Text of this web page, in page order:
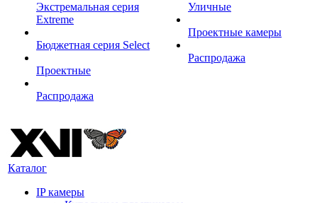
Экстремальная серия
Extreme
Бюджетная серия Select
Проектные
Распродажа
Уличные
Проектные камеры
Распродажа
Каталог
IP камеры